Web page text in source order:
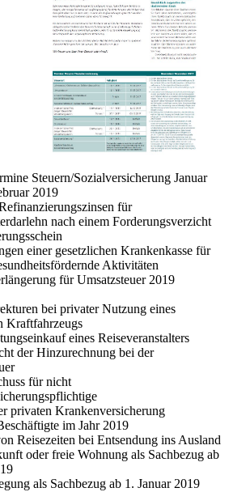
Steuern/Sozialversicherung Januar
2019
für
nach einem Forderungsverzicht
einer gesetzlichen Krankenkasse für
Aktivitäten
für Umsatzsteuer 2019
bei privater Nutzung eines
Kraftfahrzeugs
eines Reiseveranstalters
der Hinzurechnung bei der
für nicht
privaten Krankenversicherung
im Jahr 2019
Reisezeiten bei Entsendung ins Ausland
oder freie Wohnung als Sachbezug ab
als Sachbezug ab 1. Januar 2019